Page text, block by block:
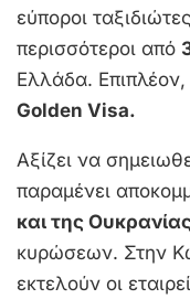
εύποροι
περισσότεροι από
Ελλάδα. Επιπλέον,
Golden Visa.
Αξίζει να
παραμένει
και της
κυρώσεων. Στην
εκτελούν οι